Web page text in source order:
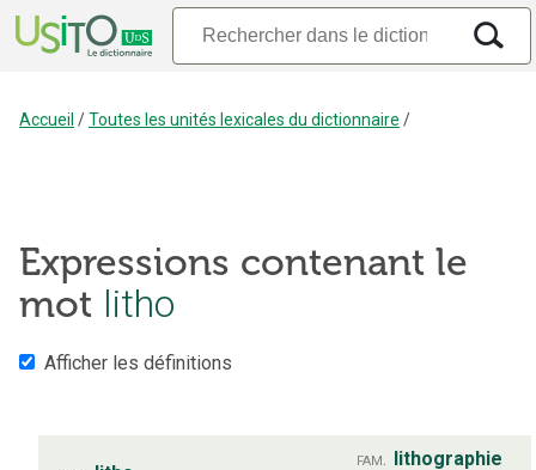
Accueil /Toutes les unités lexicales du dictionnaire /
Expressions contenant le
mot litho
Afficher les définitions
fam. lithographie